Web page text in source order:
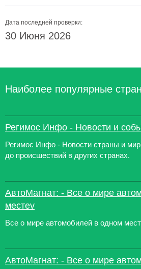
Дата последней проверки:
30 Июня 2026
Наиболее популярные
Регимос Инфо - Новости и
Регимос Инфо - Новости страны и
до происшествий в других странах.
АвтоМагнат: - Все о мире
местеv
Все о мире автомобилей в одном
АвтоМагнат: - Все о мире